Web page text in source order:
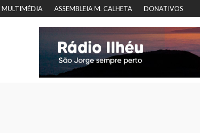
MULTIMÉDIA ASSEMBLEIA M. CALHETA DONATIVOS